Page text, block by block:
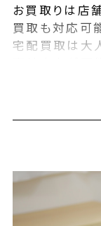
お買取りは店
買取も対応可
宅配買取は大
事前査定が可